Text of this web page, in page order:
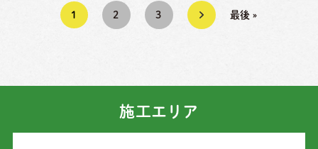
1 2 3 » 最後 »
施工エリア